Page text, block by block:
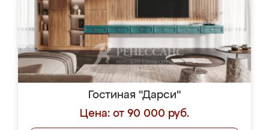
Гостиная "Дарси"
Цена: от 90 000 руб.